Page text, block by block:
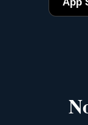
App